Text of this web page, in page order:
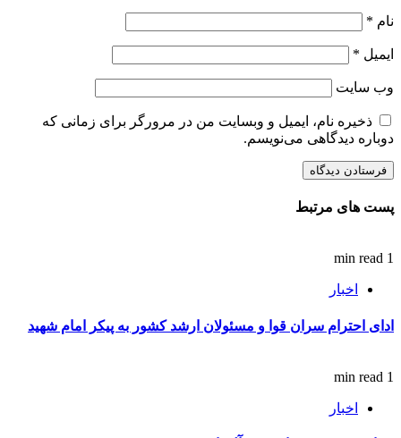
نام *
ایمیل *
وب‌ سایت
ذخیره نام، ایمیل و وبسایت من در مرورگر برای زمانی که
دوباره دیدگاهی می‌نویسم.
پست های مرتبط
1 min read
اخبار
ادای احترام سران قوا و مسئولان ارشد کشور به پیکر امام شهید
1 min read
اخبار